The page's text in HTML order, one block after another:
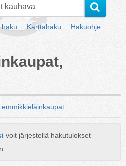
Karttahaku Hakuohje
voit järjestellä hakutulokset